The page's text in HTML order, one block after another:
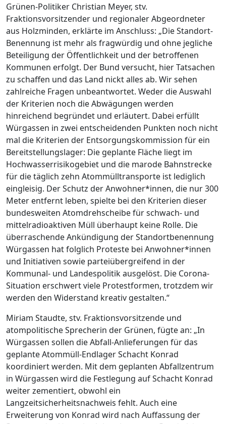
Grünen-Politiker Christian Meyer, stv.
Fraktionsvorsitzender und regionaler Abgeordneter
aus Holzminden, erklärte im Anschluss: „Die Standort-
Benennung ist mehr als fragwürdig und ohne jegliche
Beteiligung der Öffentlichkeit und der betroffenen
Kommunen erfolgt. Der Bund versucht, hier Tatsachen
zu schaffen und das Land nickt alles ab. Wir sehen
zahlreiche Fragen unbeantwortet. Weder die Auswahl
der Kriterien noch die Abwägungen werden
hinreichend begründet und erläutert. Dabei erfüllt
Würgassen in zwei entscheidenden Punkten noch nicht
mal die Kriterien der Entsorgungskommission für ein
Bereitstellungslager: Die geplante Fläche liegt im
Hochwasserrisikogebiet und die marode Bahnstrecke
für die täglich zehn Atommülltransporte ist lediglich
eingleisig. Der Schutz der Anwohner*innen, die nur 300
Meter entfernt leben, spielte bei den Kriterien dieser
bundesweiten Atomdrehscheibe für schwach- und
mittelradioaktiven Müll überhaupt keine Rolle. Die
überraschende Ankündigung der Standortbenennung
Würgassen hat folglich Proteste bei Anwohner*innen
und Initiativen sowie parteiübergreifend in der
Kommunal- und Landespolitik ausgelöst. Die Corona-
Situation erschwert viele Protestformen, trotzdem wir
werden den Widerstand kreativ gestalten.“
Miriam Staudte, stv. Fraktionsvorsitzende und
atompolitische Sprecherin der Grünen, fügte an: „In
Würgassen sollen die Abfall-Anlieferungen für das
geplante Atommüll-Endlager Schacht Konrad
koordiniert werden. Mit dem geplanten Abfallzentrum
in Würgassen wird die Festlegung auf Schacht Konrad
weiter zementiert, obwohl ein
Langzeitsicherheitsnachweis fehlt. Auch eine
Erweiterung von Konrad wird nach Auffassung der